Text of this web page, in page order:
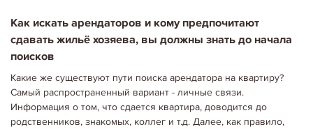
Как искать арендаторов и кому предпочитают
сдавать жильё хозяева, вы должны знать до начала
поисков
Какие же существуют пути поиска арендатора на квартиру?
Самый распространенный вариант - личные связи.
Информация о том, что сдается квартира, доводится до
родственников, знакомых, коллег и т.д. Далее, как правило,